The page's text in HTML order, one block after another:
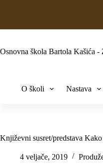
Osnovna škola Bartola Kašića -
O školi Nastava
Književni susret/predstava
4 veljače, 2019